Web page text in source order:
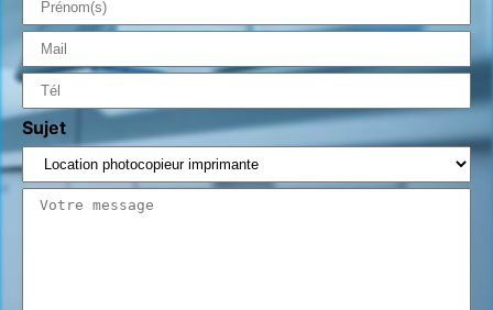
Sujet